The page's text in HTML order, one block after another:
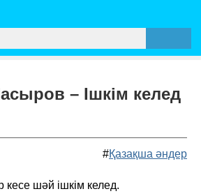
– Ішкім келед
#Қазақша әндер
кесе шәй ішкім келед.